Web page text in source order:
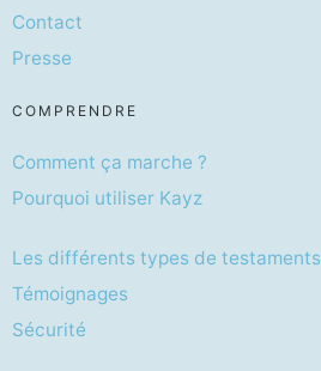
Contact
Presse
COMPRENDRE
Comment ça marche ?
Pourquoi utiliser Kayz
Les différents types de testaments
Témoignages
Sécurité